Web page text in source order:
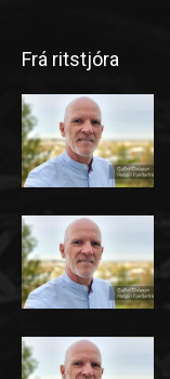
Frá ritstjóra